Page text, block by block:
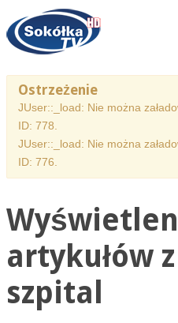
Ostrzeżenie
JUser::_load: Nie można
ID: 778.
JUser::_load: Nie można
ID: 776.
artykułów
szpital